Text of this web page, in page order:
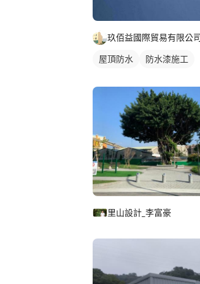
屋頂防水 防水漆施工
里山設計_李富豪